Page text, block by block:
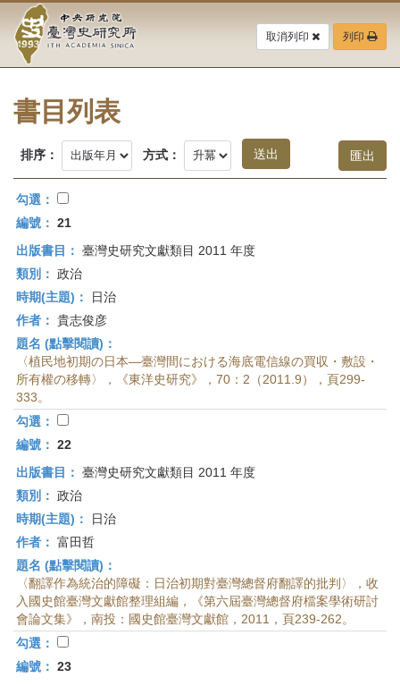
要
中
央
研
究
院-
臺
灣
史
研
究
所-
首
頁
取消列印 列印
書目列表
排序： 方式：
勾選：
編號： 21
出版書目： 臺灣史研究文獻類目 2011 年度
類別： 政治
時期(主題)：
日治
作者： 貴志俊彦
題名 (點擊閱讀)：
〈植民地初期の日本—臺灣間における海底電信線の買収・敷設・
所有權の移轉〉，《東洋史研究》，70：2（2011.9），頁299-
333。
勾選：
編號： 22
出版書目： 臺灣史研究文獻類目 2011 年度
類別： 政治
時期(主題)：
日治
作者： 富田哲
題名 (點擊閱讀)：
〈翻譯作為統治的障礙：日治初期對臺灣總督府翻譯的批判〉，收
入國史館臺灣文獻館整理組編，《第六屆臺灣總督府檔案學術研討
會論文集》，南投：國史館臺灣文獻館，2011，頁239-262。
勾選：
編號： 23